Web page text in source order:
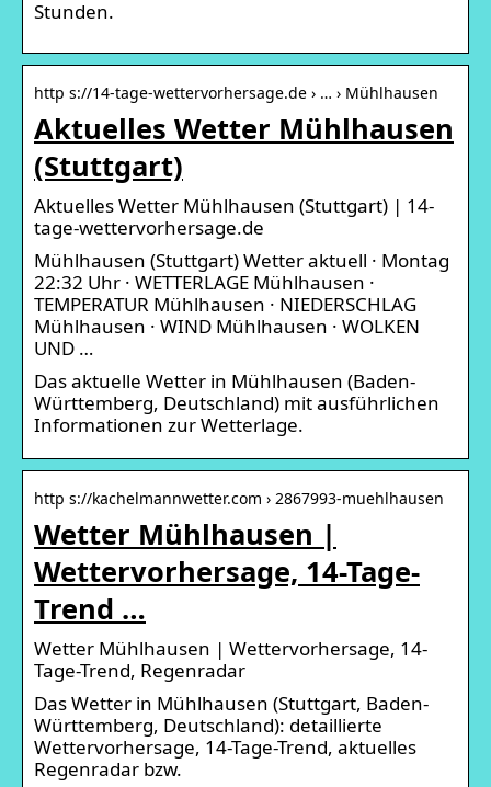
Stunden.
http s://14-tage-wettervorhersage.de › … › Mühlhausen
Aktuelles Wetter Mühlhausen
(Stuttgart)
Aktuelles Wetter Mühlhausen (Stuttgart) | 14-
tage-wettervorhersage.de
Mühlhausen (Stuttgart) Wetter aktuell · Montag
22:32 Uhr · WETTERLAGE Mühlhausen ·
TEMPERATUR Mühlhausen · NIEDERSCHLAG
Mühlhausen · WIND Mühlhausen · WOLKEN
UND …
Das aktuelle Wetter in Mühlhausen (Baden-
Württemberg, Deutschland) mit ausführlichen
Informationen zur Wetterlage.
http s://kachelmannwetter.com › 2867993-muehlhausen
Wetter Mühlhausen |
Wettervorhersage, 14-Tage-
Trend …
Wetter Mühlhausen | Wettervorhersage, 14-
Tage-Trend, Regenradar
Das Wetter in Mühlhausen (Stuttgart, Baden-
Württemberg, Deutschland): detaillierte
Wettervorhersage, 14-Tage-Trend, aktuelles
Regenradar bzw.